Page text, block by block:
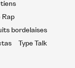
Rap
bordelaises
Type Talk